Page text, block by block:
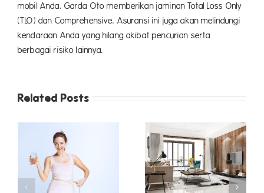
mobil Anda. Garda Oto memberikan jaminan Total Loss Only
(TLO) dan Comprehensive. Asuransi ini juga akan melindungi
kendaraan Anda yang hilang akibat pencurian serta
berbagai risiko lainnya.
Related Posts